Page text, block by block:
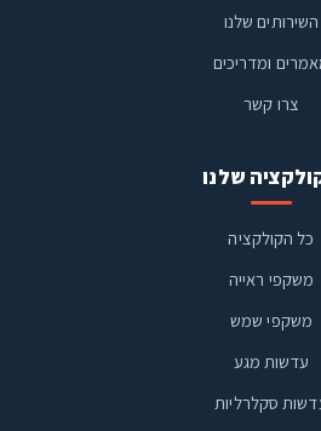
השירותים שלנו
ומדריכים
צרו קשר
שלנו
כל הקולקציה
משקפי ראייה
משקפי שמש
עדשות מגע
סקלרליות